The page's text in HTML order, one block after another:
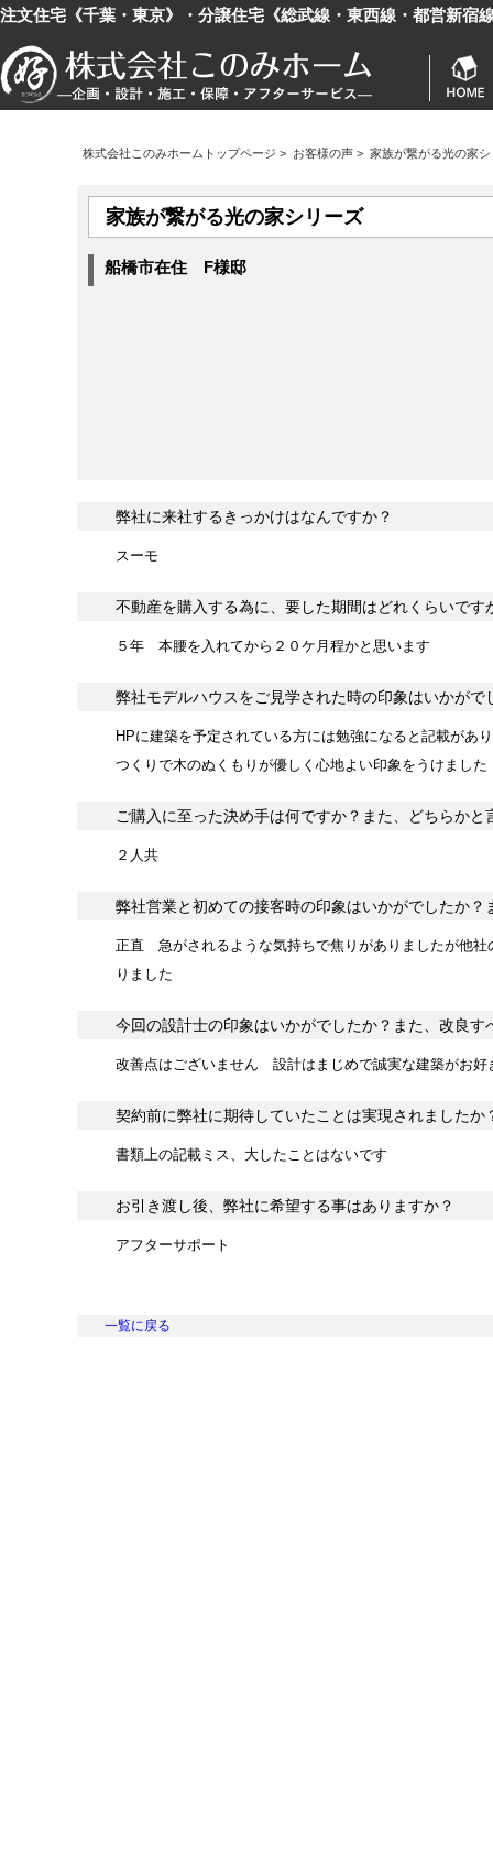
注文住宅《千葉・東京》・分譲住宅《総武線・東西線・都営新宿
株式会社このみホームトップページ > お客様の声 > 家族が繋がる光の家
家族が繋がる光の家シリーズ
船橋市在住 F様邸
弊社に来社するきっかけはなんですか？
スーモ
不動産を購入する為に、要した期間はどれくらいで
５年 本腰を入れてから２０ケ月程かと思います
弊社モデルハウスをご見学された時の印象はいかがで
HPに建築を予定されている方には勉強になると記載があ
つくりで木のぬくもりが優しく心地よい印象をうけました
ご購入に至った決め手は何ですか？また、どちらか
２人共
弊社営業と初めての接客時の印象はいかがでしたか
正直 急がされるような気持ちで焦りがありましたが他
りました
今回の設計士の印象はいかがでしたか？また、改良
改善点はございません 設計はまじめで誠実な建築がお好
契約前に弊社に期待していたことは実現されました
書類上の記載ミス、大したことはないです
お引き渡し後、弊社に希望する事はありますか？
アフターサポート
一覧に戻る